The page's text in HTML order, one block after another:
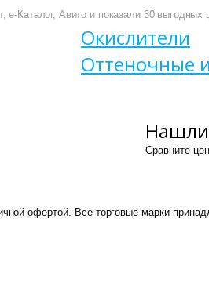
Каталог, Авито и показали 30 выгодных
Окислители
Оттеночные
Сравните
офертой. Все торговые марки